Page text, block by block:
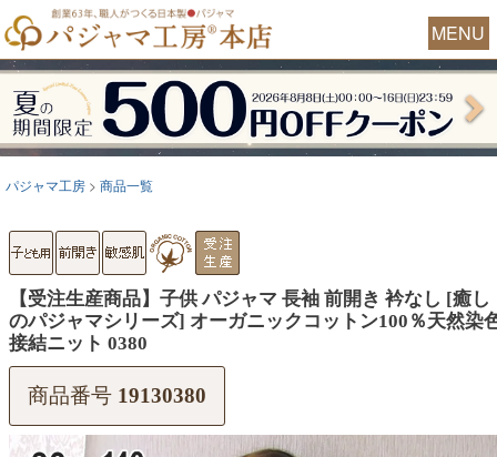
MENU
パジャマ工房 商品一覧
【受注生産商品】子供 パジャマ 長袖 前開き 衿なし [癒し
のパジャマシリーズ] オーガニックコットン100％天然染
接結ニット 0380
商品番号 19130380